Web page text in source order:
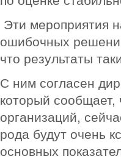
Эти мероприятия
ошибочных
что результаты
С ним согласен
который
организаций,
рода будут очень
основных